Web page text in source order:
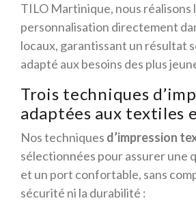
TILO Martinique, nous réalisons
personnalisation directement
locaux, garantissant un résultat
adapté aux besoins des plus
Trois techniques
adaptées aux textiles
Nos techniques d’impression
sélectionnées pour assurer une
et un port confortable, sans
sécurité ni la durabilité :